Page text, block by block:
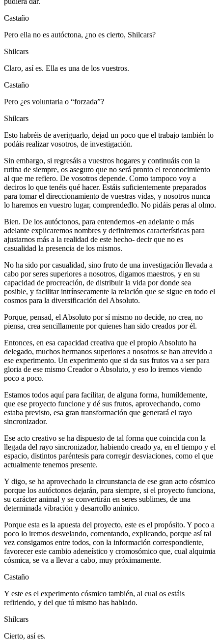
Castaño
Pero ella no es autóctona, ¿no es cierto, Shilcars?
Shilcars
Claro, así es. Ella es una de los vuestros.
Castaño
Pero ¿es voluntaria o “forzada”?
Shilcars
Esto habréis de averiguarlo, dejad un poco que el trabajo también lo
podáis realizar vosotros, de investigación.
Sin embargo, si regresáis a vuestros hogares y continuáis con la
rutina de siempre, os aseguro que no será pronto el reconocimiento
al que me refiero. De vosotros depende. Como tampoco voy a
deciros lo que tenéis qué hacer. Estáis suficientemente preparados
para tomar el direccionamiento de vuestras vidas, y nosotros nunca
lo haremos en vuestro lugar, comprendedlo. No pidáis peras al olmo.
Bien. De los autóctonos, para entendernos -en adelante o más
adelante explicaremos nombres y definiremos características para
ajustarnos más a la realidad de este hecho- decir que no es
casualidad la presencia de los mismos.
No ha sido por casualidad, sino fruto de una investigación llevada a
cabo por seres superiores a nosotros, digamos maestros, y en su
capacidad de procreación, de distribuir la vida por donde sea
posible, y facilitar intrínsecamente la relación que se sigue en todo el
cosmos para la diversificación del Absoluto.
Porque, pensad, el Absoluto por sí mismo no decide, no crea, no
piensa, crea sencillamente por quienes han sido creados por él.
Entonces, en esa capacidad creativa que el propio Absoluto ha
delegado, muchos hermanos superiores a nosotros se han atrevido a
ese experimento. Un experimento que si da sus frutos va a ser para
gloria de ese mismo Creador o Absoluto, y eso lo iremos viendo
poco a poco.
Estamos todos aquí para facilitar, de alguna forma, humildemente,
que ese proyecto funcione y dé sus frutos, aprovechando, como
estaba previsto, esa gran transformación que generará el rayo
sincronizador.
Ese acto creativo se ha dispuesto de tal forma que coincida con la
llegada del rayo sincronizador, habiendo creado ya, en el tiempo y el
espacio, distintos paréntesis para corregir desviaciones, como el que
actualmente tenemos presente.
Y digo, se ha aprovechado la circunstancia de ese gran acto cósmico
porque los autóctonos dejarán, para siempre, si el proyecto funciona,
su carácter animal y se convertirán en seres sublimes, de una
determinada vibración y desarrollo anímico.
Porque esta es la apuesta del proyecto, este es el propósito. Y poco a
poco lo iremos desvelando, comentando, explicando, porque así tal
vez consigamos entre todos, con la información correspondiente,
favorecer este cambio adeneístico y cromosómico que, cual alquimia
cósmica, se va a llevar a cabo, muy próximamente.
Castaño
Y este es el experimento cósmico también, al cual os estáis
refiriendo, y del que tú mismo has hablado.
Shilcars
Cierto, así es.